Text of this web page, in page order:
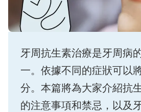
牙周抗生素治療是牙周病
一。依據不同的症狀可以
分。本篇將為大家介紹抗
的注意事項和禁忌，以及